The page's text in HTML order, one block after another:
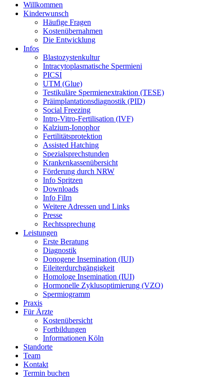
Willkommen
Kinderwunsch
Häufige Fragen
Kostenübernahmen
Die Entwicklung
Infos
Blastozystenkultur
Intracytoplasmatische Spermieni
PICSI
UTM (Glue)
Testikuläre Spermienextraktion (TESE)
Präimplantationsdiagnostik (PID)
Social Freezing
Intro-Vitro-Fertilisation (IVF)
Kalzium-Ionophor
Fertilitätsprotektion
Assisted Hatching
Spezialsprechstunden
Krankenkassenübersicht
Förderung durch NRW
Info Spritzen
Downloads
Info Film
Weitere Adressen und Links
Presse
Rechtssprechung
Leistungen
Erste Beratung
Diagnostik
Donogene Insemination (IUI)
Eileiterdurchgängigkeit
Homologe Insemination (IUI)
Hormonelle Zyklusoptimierung (VZO)
Spermiogramm
Praxis
Für Ärzte
Kostenübersicht
Fortbildungen
Informationen Köln
Standorte
Team
Kontakt
Termin buchen